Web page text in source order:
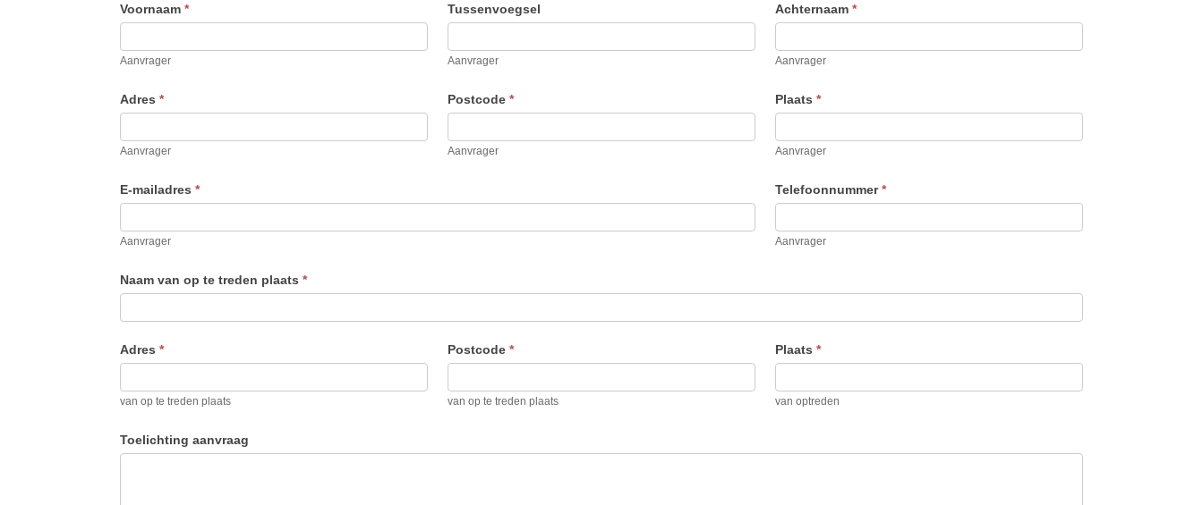
Voornaam*
Aanvrager
Tussenvoegsel
Aanvrager
Achternaam *
Aanvrager
Adres*
Aanvrager
Postcode *
Aanvrager
Plaats *
Aanvrager
E-mailadres*
Aanvrager
Telefoonnummer*
Aanvrager
Naam van op te treden plaats*
Adres*
van op te treden plaats
Postcode *
van op te treden plaats
Plaats *
van optreden
Toelichting aanvraag